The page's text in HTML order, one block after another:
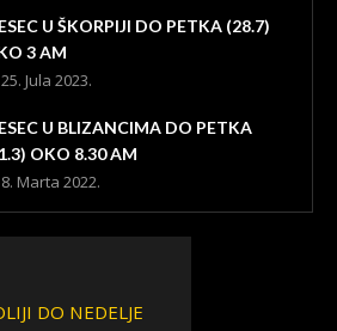
U ŠKORPIJI DO PETKA (28.7)
3 AM
25. Jula 2023.
U BLIZANCIMA DO PETKA
OKO 8.30 AM
8. Marta 2022.
DO NEDELJE